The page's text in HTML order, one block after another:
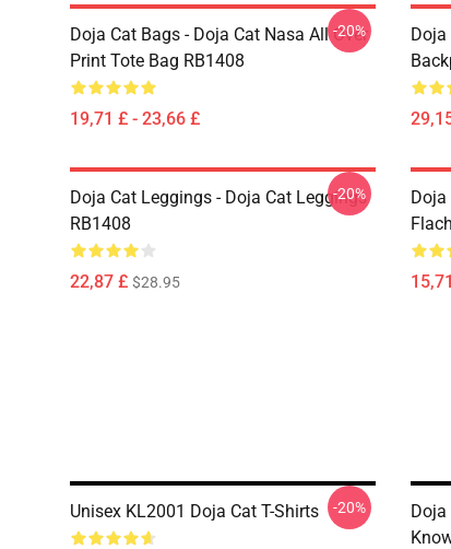
Doja Cat Bags - Doja Cat Nasa All Over
Print Tote Bag RB1408
19,71 £ - 23,66 £
-20%
Doja
Doja Cat Leggings - Doja Cat Leggings
RB1408
22,87 £ $28.95
-20%
Doja
Unisex KL2001 Doja Cat T-Shirts -20%
Doja